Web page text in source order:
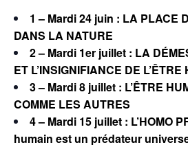
1 – Mardi 24 juin : LA PLACE
DANS LA NATURE
2 – Mardi 1er juillet : LA
ET L’INSIGNIFIANCE DE L’ÊTRE
3 – Mardi 8 juillet : L’ÊTRE
COMME LES AUTRES
4 – Mardi 15 juillet : L’HOMO
humain est un prédateur